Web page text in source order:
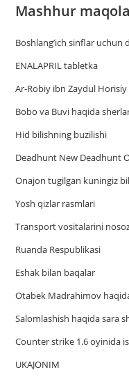
Mashhur
Boshlang’ich sinflar uchun
ENALAPRIL tabletka
Ar-Robiy ibn Zaydul Horisiy
Bobo va Buvi haqida
Hid bilishning buzilishi
Deadhunt New Deadhunt
Onajon tugilgan kuningiz
Yosh qizlar rasmlari
Trаnsport vositаlаrini
Ruanda Respublikasi
Eshak bilan baqalar
Otabek Madrahimov
Salomlashish haqida sara
Counter strike 1.6 oyinida
UKAJONIM